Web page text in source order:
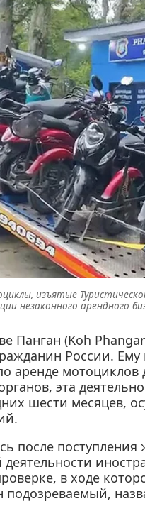
изъятые
незаконного арендного
Панган (Koh
России.
аренде
эта
шести месяцев,
после
в ходе
подозреваемый,